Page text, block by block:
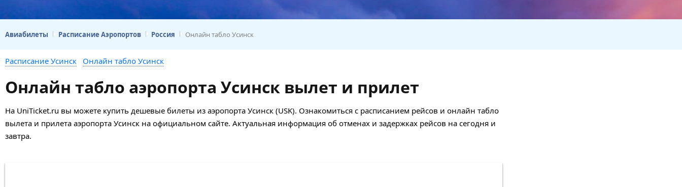
Авиабилеты Расписание Аэропортов Россия Онлайн табло Усинск
Расписание Усинск Онлайн табло Усинск
Онлайн табло аэропорта Усинск вылет и прилет
На UniTicket.ru вы можете купить дешевые билеты из аэропорта Усинск (USK). Ознакомиться с расписанием рейсов и онлайн табло
вылета и прилета аэропорта Усинск на официальном сайте. Актуальная информация об отменах и задержках рейсов на сегодня и
завтра.